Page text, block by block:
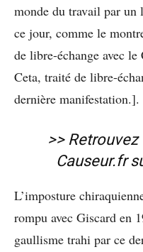
monde du travail par un
ce jour, comme le
de libre-échange avec
Ceta, traité de libre-
dernière manifestation.].
>>
Causeur.fr
L’imposture
rompu avec Giscard en
gaullisme trahi par ce